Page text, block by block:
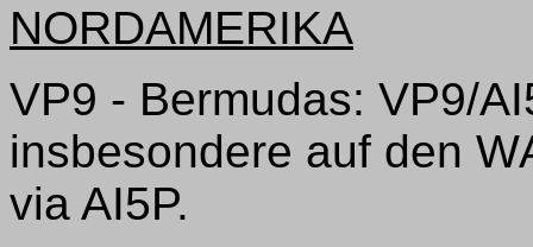
NORDAMERIKA
VP9 - Bermudas: VP9/
insbesondere auf den
via AI5P.